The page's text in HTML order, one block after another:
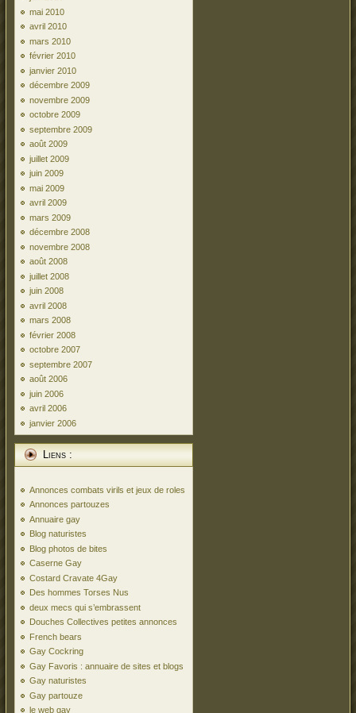
mai 2010
avril 2010
mars 2010
février 2010
janvier 2010
décembre 2009
novembre 2009
octobre 2009
septembre 2009
août 2009
juillet 2009
juin 2009
mai 2009
avril 2009
mars 2009
décembre 2008
novembre 2008
août 2008
juillet 2008
juin 2008
avril 2008
mars 2008
février 2008
octobre 2007
septembre 2007
août 2006
juin 2006
avril 2006
janvier 2006
Liens :
Annonces combats virils et jeux de roles
Annonces partouzes
Annuaire gay
Blog naturistes
Blog photos de bites
Caserne Gay
Costard Cravate 4Gay
Des hommes Torses Nus
deux mecs qui s’embrassent
Douches Collectives petites annonces
French bears
Gay Cockring
Gay Favoris : annuaire de sites et blogs
Gay naturistes
Gay partouze
le web gay